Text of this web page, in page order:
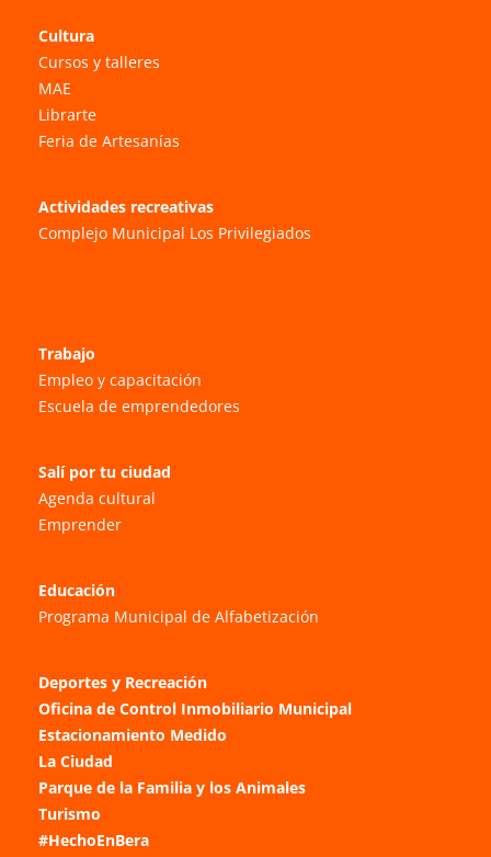
Cultura
Cursos y talleres
MAE
Librarte
Feria de Artesanías
Actividades recreativas
Complejo Municipal Los Privilegiados
Trabajo
Empleo y capacitación
Escuela de emprendedores
Salí por tu ciudad
Agenda cultural
Emprender
Educación
Programa Municipal de Alfabetización
Deportes y Recreación
Oficina de Control Inmobiliario Municipal
Estacionamiento Medido
La Ciudad
Parque de la Familia y los Animales
Turismo
#HechoEnBera